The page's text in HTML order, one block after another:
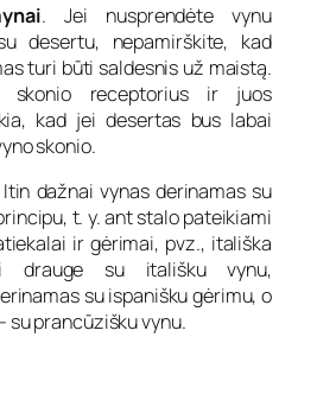
. Jei nusprendėte vynu
desertu, nepamirškite, kad
turi būti saldesnis už maistą.
skonio receptorius ir juos
kad jei desertas bus labai
skonio.
dažnai vynas derinamas su
t. y. ant stalo pateikiami
ir gėrimai, pvz., itališka
drauge su itališku vynu,
su ispanišku gėrimu, o
su prancūzišku vynu.